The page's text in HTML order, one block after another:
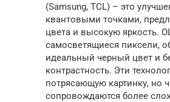
(Samsung, TCL) – это
квантовыми точками,
цвета и высокую яркость.
самосветящиеся пиксели,
идеальный черный цвет и
контрастность. Эти
потрясающую картинку, но
сопровождаются более